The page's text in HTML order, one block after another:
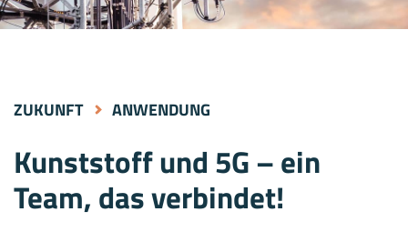
ZUKUNFT ANWENDUNG
Kunststoff und 5G – ein
Team, das verbindet!